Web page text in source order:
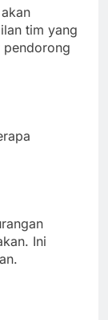
tim yang
pendorong
Ini